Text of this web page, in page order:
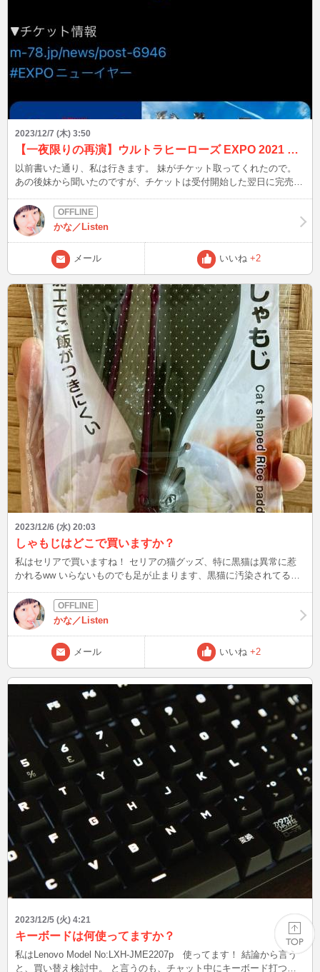
2023/12/7 (木) 3:50
【一夜限りの再演】ウルトラヒーローズ EXPO 2021 行きます？？
以前書いた通り、私は行きます。 妹がチケット取ってくれたので。
あの後妹から聞いたのですが、チケットは受付開始した翌日に完売。
と取れない。 プレミアムプランのイベントチケット最速先行権利に
より、速攻で完売したようだ。 ウルトラマンZはニュージェネレーシ
ョンヒーローズの中で1番人気と聞いてたけど…。 ハルキの一途さや
Zさんの個性的なキャラを始め、ストレイジのメンバーは仲良さそう
は胸アツ…！ １番人気なのも、納得いきますね♪ ちなみに当時は配信
だったらしい、コロナ渦で集まっちゃいけなかったからねぇ。 私は
見なかったのですが、皆さんは当時の配信見ました？？？ 次は
12/7(木)22時半頃～ 今年も大いに笑って過ごしましょうね☆彡
かな／Listen
メール いいね +2
2023/12/6 (水) 20:03
しゃもじはどこで買いますか？
私はセリアで買いますね！ セリアの猫グッズ、特に黒猫は異常に惹
かれるww いらないものでも足が止まります、黒猫に汚染されてるの
の良いダイソーあるけど、徒歩や自転車の場合は長～～～い橋を渡る
必要があって…。 橋渡った後も信号多いから、ちょっと行きづらい
(￣▽￣;) いつも行くところは1Fダイエー、2Fはセリアのほかに日用
品、医薬品、化粧品、文具、寝具、ペット用品などなど！！ お買い
物1回で済むし、何よりみずほ銀行と共同のイオン銀行ATMは、銀行
行かなくて良いので助かってます♪ そういう理由で私はセリアよく行
きますが…。 皆さんは、どこの100均行く機会が多いですか？ この
後、21時頃～ カレンダーも残り1枚になりましたね、やり残しのない
2023年にしましょう☆
かな／Listen
メール いいね +2
2023/12/5 (火) 4:21
キーボードは何使ってますか？
私はLenovo Model No:LXH-JME2207p 使ってます！ 結論から言う
と、買い替え検討中。 と言うのも、チャット中にキーボード打つと
PAGE TOP